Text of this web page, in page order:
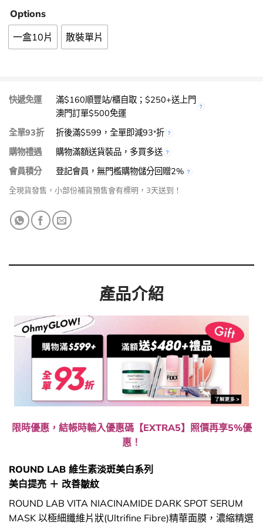
Options
一盒10片 散裝單片
快遞免運
滿$160順豐站/櫃自取；$250+送上門
澳門訂單$500免運
全單93折
折後滿$599，全單即減93*折
購物禮遇
購物滿額送貨裝品，多買多送
會員積分
登記會員，無門檻購物儲分回贈2%
全現貨發售，小部份補貨預售會有標明，3天送到！
產品介紹
限時優惠，結帳時輸入優惠碼【EXTRA5】照價再享5%優
惠！
ROUND LAB 維生素淡斑美白系列
美白提亮 ＋ 改善皺紋
ROUND LAB VITA NIACINAMIDE DARK SPOT SERUM
MASK 以極細纖維片狀(Ultrifine Fibre)精華面膜，濃縮精選